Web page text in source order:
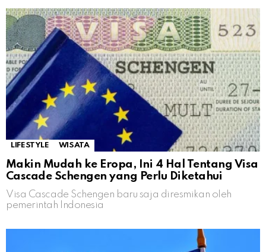
LIFESTYLE WISATA
Makin Mudah ke Eropa, Ini 4 Hal Tentang Visa
Cascade Schengen yang Perlu Diketahui
Visa Cascade Schengen baru saja diresmikan oleh
pemerintah Indonesia